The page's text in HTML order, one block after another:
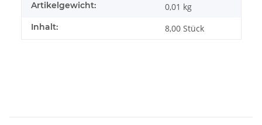
Artikelgewicht: 0,01 kg
Inhalt: 8,00 Stück